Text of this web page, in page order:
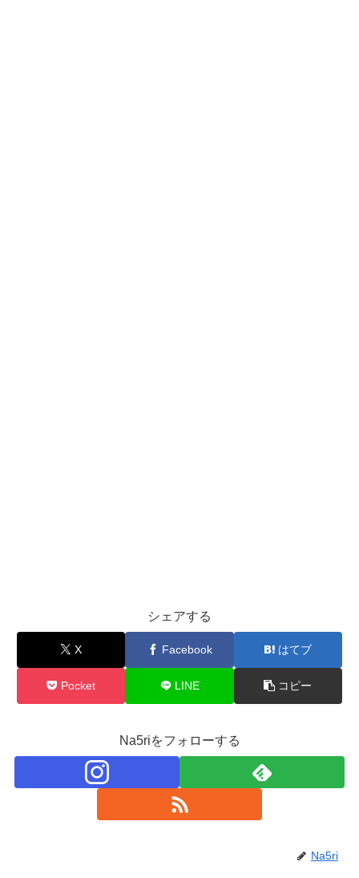
シェアする
X Facebook はてブ
Pocket LINE コピー
Na5riをフォローする
Na5ri